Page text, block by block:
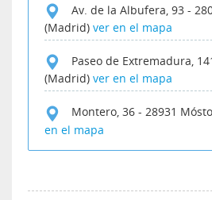
Av. de la Albufera, 93 -
(Madrid) ver en el mapa
Paseo de Extremadura,
(Madrid) ver en el mapa
Montero, 36 - 28931
en el mapa